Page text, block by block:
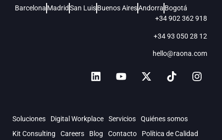
Barcelona MadridSan LuisBuenos AiresAndorra Bogotá
+34 902 362 918
+34 93 050 28 12
hello@raona.com
Soluciones Digital Workplace Servicios
Quiénes somos
Kit Consulting
Careers Blog Contacto
Política de Calidad